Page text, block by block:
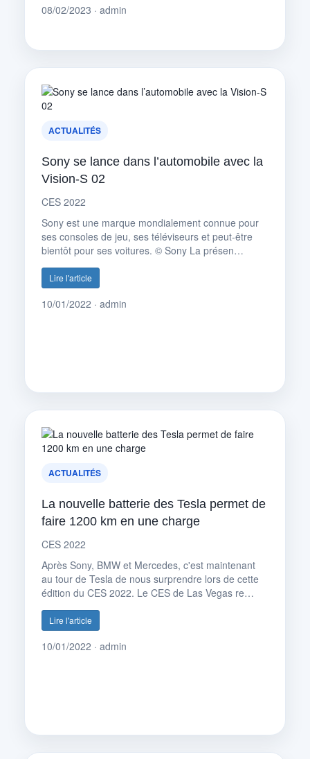
08/02/2023 · admin
ACTUALITÉS
Sony se lance dans l’automobile avec la
Vision-S 02
CES 2022
Sony est une marque mondialement connue pour
ses consoles de jeu, ses téléviseurs et peut-être
bientôt pour ses voitures. © Sony La présen…
Lire l'article
10/01/2022 · admin
ACTUALITÉS
La nouvelle batterie des Tesla permet de
faire 1200 km en une charge
CES 2022
Après Sony, BMW et Mercedes, c'est maintenant
au tour de Tesla de nous surprendre lors de cette
édition du CES 2022. Le CES de Las Vegas re…
Lire l'article
10/01/2022 · admin